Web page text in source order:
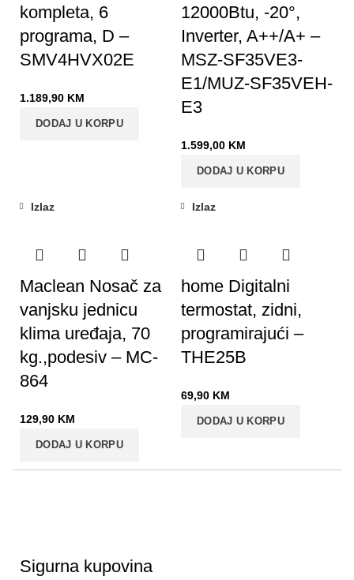
kompleta, 6
programa, D –
SMV4HVX02E
1.189,90 KM
DODAJ U KORPU
12000Btu, -20°,
Inverter, A++/A+ –
MSZ-SF35VE3-
E1/MUZ-SF35VEH-
E3
1.599,00 KM
DODAJ U KORPU
Izlaz
Maclean Nosač za
vanjsku jednicu
klima uređaja, 70
kg.,podesiv – MC-
864
129,90 KM
DODAJ U KORPU
Izlaz
home Digitalni
termostat, zidni,
programirajući –
THE25B
69,90 KM
DODAJ U KORPU
Sigurna kupovina